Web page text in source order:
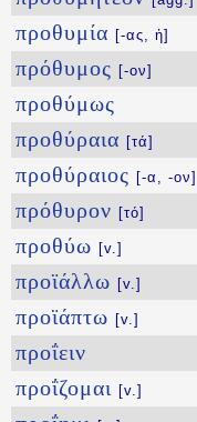
προθυμία [-ας, ἡ]
πρόθυμος [-ον]
προθύμως
προθύραια [τά]
προθύραιος [-α, -ον]
πρόθυρον [τό]
προθύω [v.]
προϊάλλω [v.]
προϊάπτω [v.]
προΐειν
προΐζομαι
[v.]